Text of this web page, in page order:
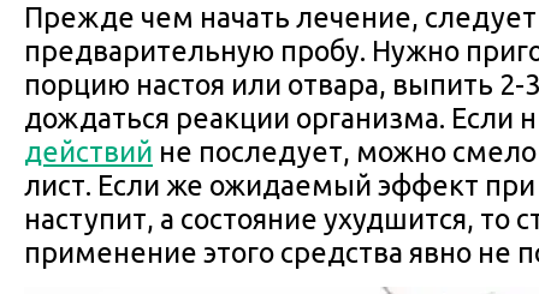
Прежде чем начать лечение,
предварительную пробу. Нужно
порцию настоя или отвара, выпить 2-
дождаться реакции организма. Если
действий не последует, можно
лист. Если же ожидаемый эффект
наступит, а состояние ухудшится, то
применение этого средства явно не